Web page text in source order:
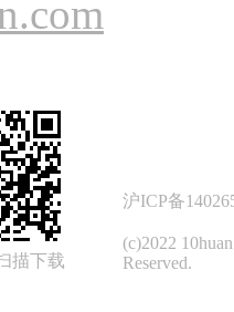
描下载
沪ICP备
(c)2022
Reserved.